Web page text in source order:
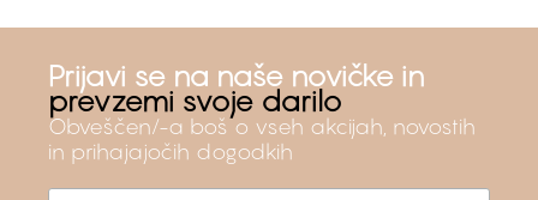
Prijavi se na naše novičke in
prevzemi svoje darilo
Obveščen/-a boš o vseh akcijah, novostih
in prihajajočih dogodkih